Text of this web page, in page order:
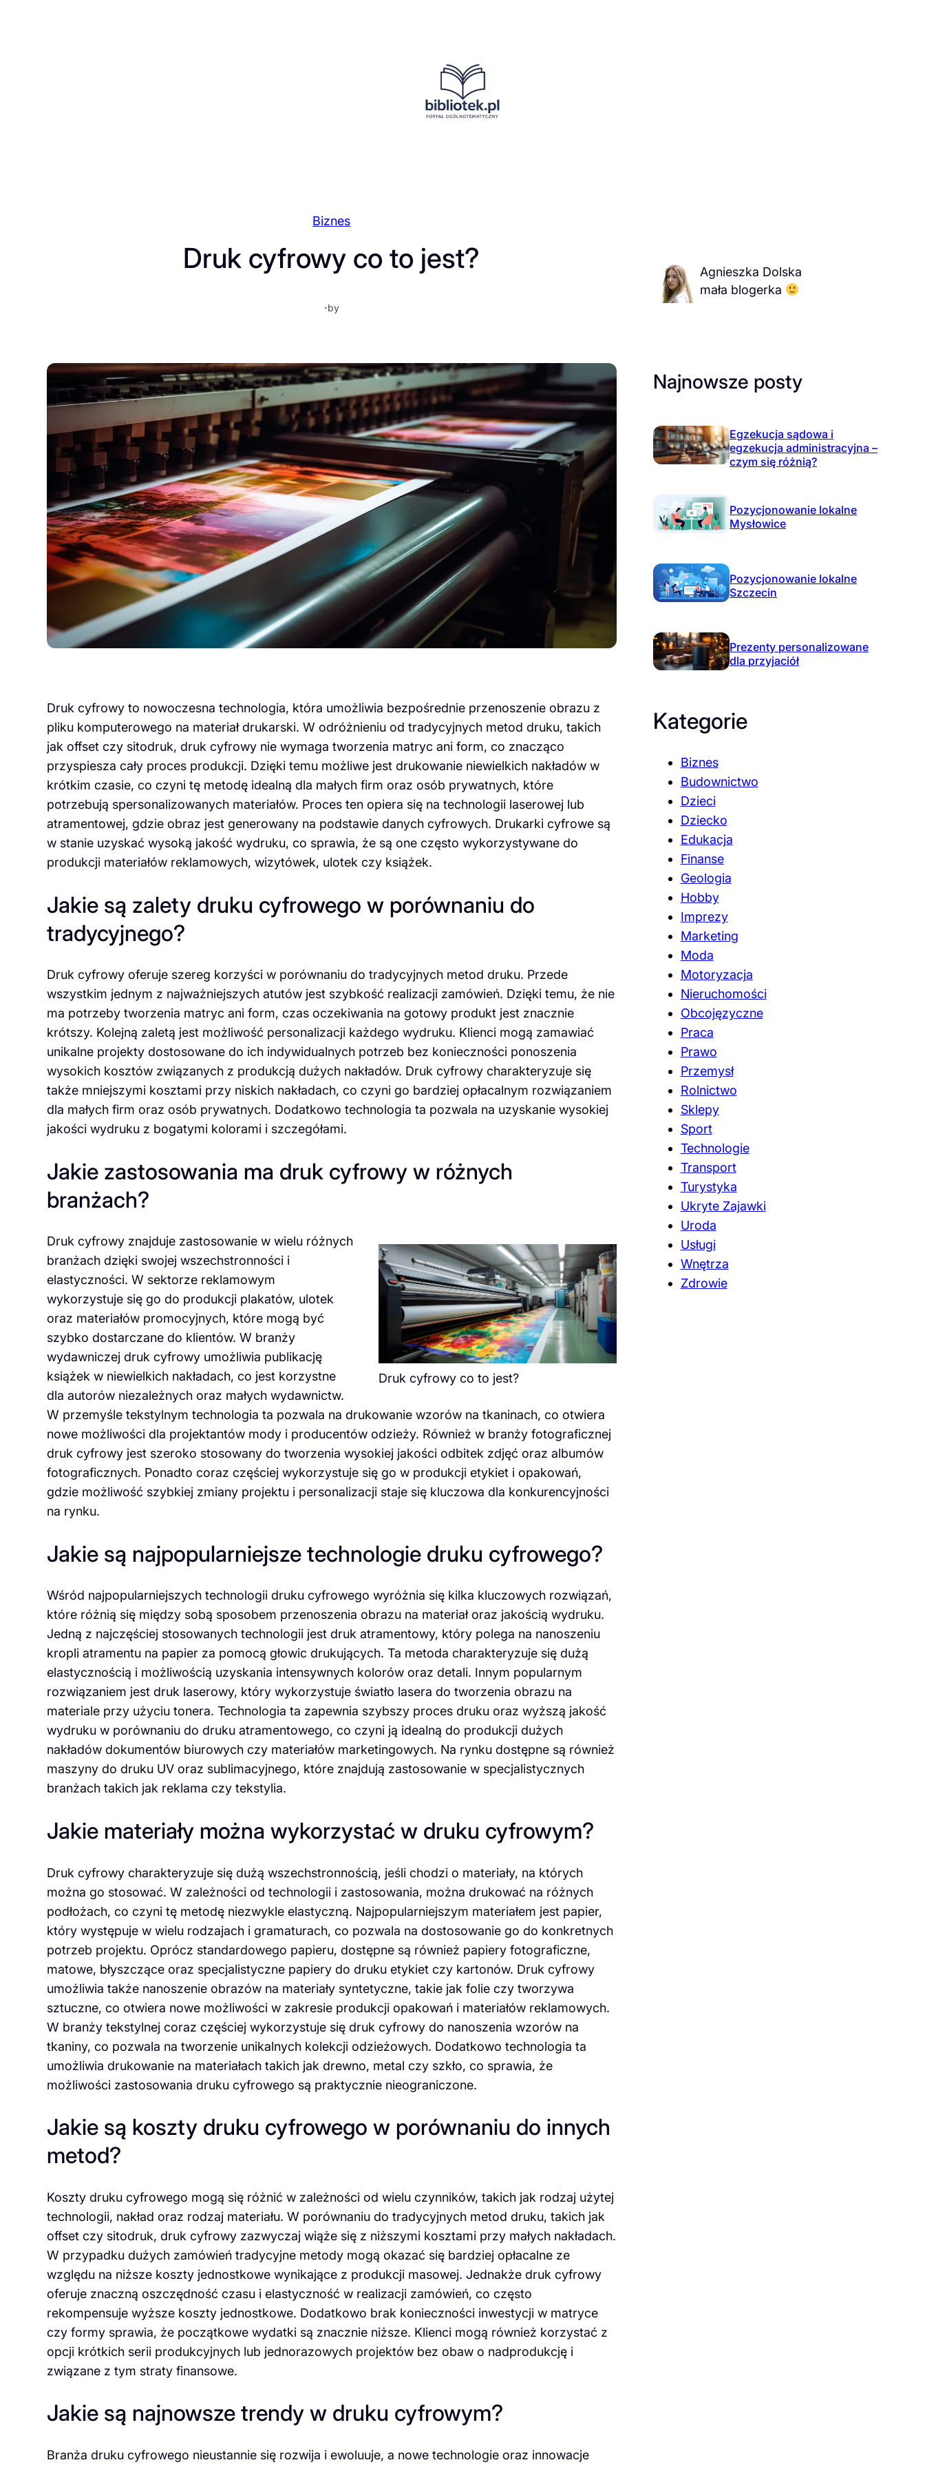
Biznes
Druk cyfrowy co to jest?
·by
Druk cyfrowy to nowoczesna technologia, która umożliwia bezpośrednie przenoszenie obrazu z
pliku komputerowego na materiał drukarski. W odróżnieniu od tradycyjnych metod druku, takich
jak offset czy sitodruk, druk cyfrowy nie wymaga tworzenia matryc ani form, co znacząco
przyspiesza cały proces produkcji. Dzięki temu możliwe jest drukowanie niewielkich nakładów w
krótkim czasie, co czyni tę metodę idealną dla małych firm oraz osób prywatnych, które
potrzebują spersonalizowanych materiałów. Proces ten opiera się na technologii laserowej lub
atramentowej, gdzie obraz jest generowany na podstawie danych cyfrowych. Drukarki cyfrowe są
w stanie uzyskać wysoką jakość wydruku, co sprawia, że są one często wykorzystywane do
produkcji materiałów reklamowych, wizytówek, ulotek czy książek.
Jakie są zalety druku cyfrowego w porównaniu do
tradycyjnego?
Druk cyfrowy oferuje szereg korzyści w porównaniu do tradycyjnych metod druku. Przede
wszystkim jednym z najważniejszych atutów jest szybkość realizacji zamówień. Dzięki temu, że nie
ma potrzeby tworzenia matryc ani form, czas oczekiwania na gotowy produkt jest znacznie
krótszy. Kolejną zaletą jest możliwość personalizacji każdego wydruku. Klienci mogą zamawiać
unikalne projekty dostosowane do ich indywidualnych potrzeb bez konieczności ponoszenia
wysokich kosztów związanych z produkcją dużych nakładów. Druk cyfrowy charakteryzuje się
także mniejszymi kosztami przy niskich nakładach, co czyni go bardziej opłacalnym rozwiązaniem
dla małych firm oraz osób prywatnych. Dodatkowo technologia ta pozwala na uzyskanie wysokiej
jakości wydruku z bogatymi kolorami i szczegółami.
Jakie zastosowania ma druk cyfrowy w różnych
branżach?
Druk cyfrowy co to jest?
Druk cyfrowy znajduje zastosowanie w wielu różnych
branżach dzięki swojej wszechstronności i
elastyczności. W sektorze reklamowym
wykorzystuje się go do produkcji plakatów, ulotek
oraz materiałów promocyjnych, które mogą być
szybko dostarczane do klientów. W branży
wydawniczej druk cyfrowy umożliwia publikację
książek w niewielkich nakładach, co jest korzystne
dla autorów niezależnych oraz małych wydawnictw.
W przemyśle tekstylnym technologia ta pozwala na drukowanie wzorów na tkaninach, co otwiera
nowe możliwości dla projektantów mody i producentów odzieży. Również w branży fotograficznej
druk cyfrowy jest szeroko stosowany do tworzenia wysokiej jakości odbitek zdjęć oraz albumów
fotograficznych. Ponadto coraz częściej wykorzystuje się go w produkcji etykiet i opakowań,
gdzie możliwość szybkiej zmiany projektu i personalizacji staje się kluczowa dla konkurencyjności
na rynku.
Jakie są najpopularniejsze technologie druku cyfrowego?
Wśród najpopularniejszych technologii druku cyfrowego wyróżnia się kilka kluczowych rozwiązań,
które różnią się między sobą sposobem przenoszenia obrazu na materiał oraz jakością wydruku.
Jedną z najczęściej stosowanych technologii jest druk atramentowy, który polega na nanoszeniu
kropli atramentu na papier za pomocą głowic drukujących. Ta metoda charakteryzuje się dużą
elastycznością i możliwością uzyskania intensywnych kolorów oraz detali. Innym popularnym
rozwiązaniem jest druk laserowy, który wykorzystuje światło lasera do tworzenia obrazu na
materiale przy użyciu tonera. Technologia ta zapewnia szybszy proces druku oraz wyższą jakość
wydruku w porównaniu do druku atramentowego, co czyni ją idealną do produkcji dużych
nakładów dokumentów biurowych czy materiałów marketingowych. Na rynku dostępne są również
maszyny do druku UV oraz sublimacyjnego, które znajdują zastosowanie w specjalistycznych
branżach takich jak reklama czy tekstylia.
Jakie materiały można wykorzystać w druku cyfrowym?
Druk cyfrowy charakteryzuje się dużą wszechstronnością, jeśli chodzi o materiały, na których
można go stosować. W zależności od technologii i zastosowania, można drukować na różnych
podłożach, co czyni tę metodę niezwykle elastyczną. Najpopularniejszym materiałem jest papier,
który występuje w wielu rodzajach i gramaturach, co pozwala na dostosowanie go do konkretnych
potrzeb projektu. Oprócz standardowego papieru, dostępne są również papiery fotograficzne,
matowe, błyszczące oraz specjalistyczne papiery do druku etykiet czy kartonów. Druk cyfrowy
umożliwia także nanoszenie obrazów na materiały syntetyczne, takie jak folie czy tworzywa
sztuczne, co otwiera nowe możliwości w zakresie produkcji opakowań i materiałów reklamowych.
W branży tekstylnej coraz częściej wykorzystuje się druk cyfrowy do nanoszenia wzorów na
tkaniny, co pozwala na tworzenie unikalnych kolekcji odzieżowych. Dodatkowo technologia ta
umożliwia drukowanie na materiałach takich jak drewno, metal czy szkło, co sprawia, że
możliwości zastosowania druku cyfrowego są praktycznie nieograniczone.
Jakie są koszty druku cyfrowego w porównaniu do innych
metod?
Koszty druku cyfrowego mogą się różnić w zależności od wielu czynników, takich jak rodzaj użytej
technologii, nakład oraz rodzaj materiału. W porównaniu do tradycyjnych metod druku, takich jak
offset czy sitodruk, druk cyfrowy zazwyczaj wiąże się z niższymi kosztami przy małych nakładach.
W przypadku dużych zamówień tradycyjne metody mogą okazać się bardziej opłacalne ze
względu na niższe koszty jednostkowe wynikające z produkcji masowej. Jednakże druk cyfrowy
oferuje znaczną oszczędność czasu i elastyczność w realizacji zamówień, co często
rekompensuje wyższe koszty jednostkowe. Dodatkowo brak konieczności inwestycji w matryce
czy formy sprawia, że początkowe wydatki są znacznie niższe. Klienci mogą również korzystać z
opcji krótkich serii produkcyjnych lub jednorazowych projektów bez obaw o nadprodukcję i
związane z tym straty finansowe.
Jakie są najnowsze trendy w druku cyfrowym?
Branża druku cyfrowego nieustannie się rozwija i ewoluuje, a nowe technologie oraz innowacje
Agnieszka Dolska
mała blogerka
Najnowsze posty
Egzekucja sądowa i
egzekucja administracyjna –
czym się różnią?
Pozycjonowanie lokalne
Mysłowice
Pozycjonowanie lokalne
Szczecin
Prezenty personalizowane
dla przyjaciół
Kategorie
Biznes
Budownictwo
Dzieci
Dziecko
Edukacja
Finanse
Geologia
Hobby
Imprezy
Marketing
Moda
Motoryzacja
Nieruchomości
Obcojęzyczne
Praca
Prawo
Przemysł
Rolnictwo
Sklepy
Sport
Technologie
Transport
Turystyka
Ukryte Zajawki
Uroda
Usługi
Wnętrza
Zdrowie